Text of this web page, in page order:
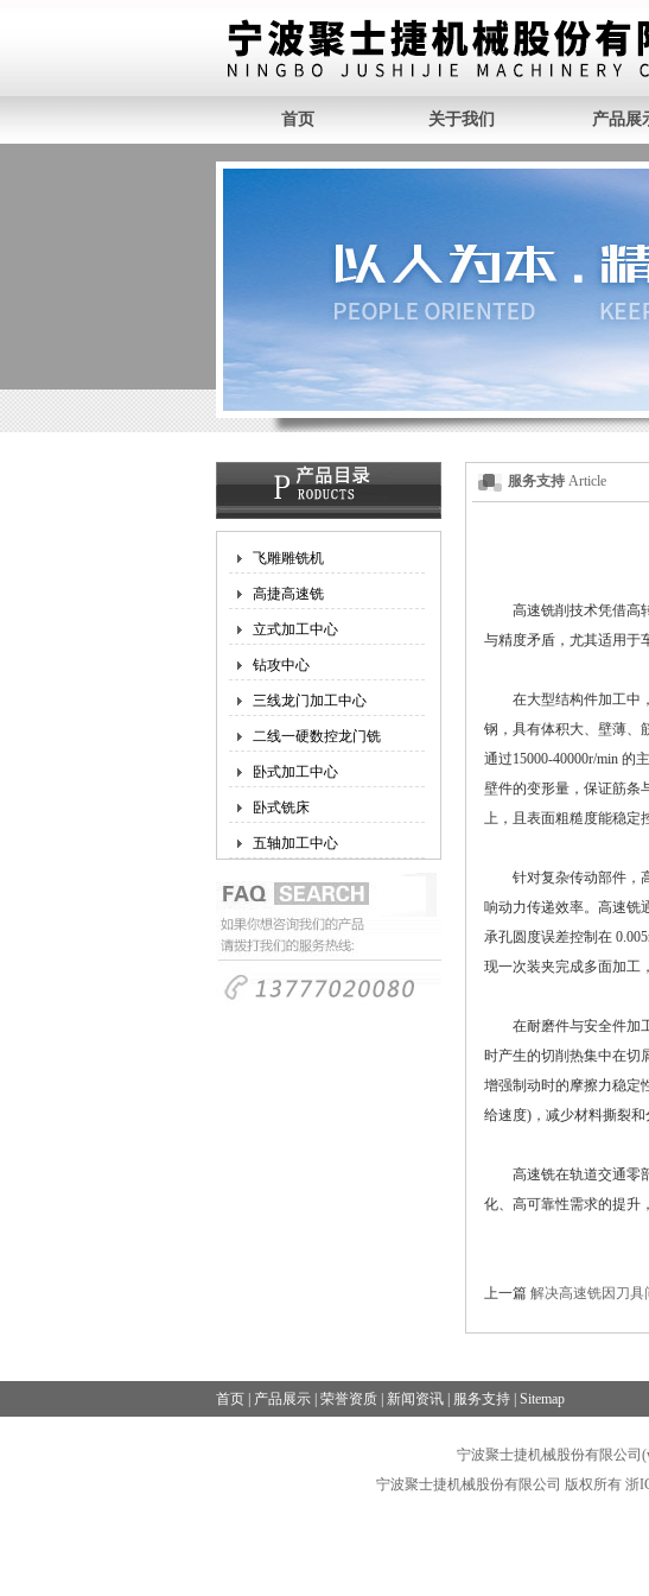
首页 关于我们 产品展
飞雕雕铣机
高捷高速铣
立式加工中心
钻攻中心
三线龙门加工中心
二线一硬数控龙门铣
卧式加工中心
卧式铣床
五轴加工中心
服务支持 Article
高速铣削技术凭借高转
与精度矛盾，尤其适用于
在大型结构件加工中，
钢，具有体积大、壁薄、
通过15000-40000r/min 的
壁件的变形量，保证筋条
上，且表面粗糙度能稳定
针对复杂传动部件，高
响动力传递效率。高速铣
承孔圆度误差控制在
现一次装夹完成多面加工
在耐磨件与安全件加工
时产生的切削热集中在切
增强制动时的摩擦力稳定
给速度)，减少材料撕裂和
高速铣在轨道交通零部
化、高可靠性需求的提升
上一篇 解决高速铣因刀
首页 产品展示 荣誉资质 新闻资讯 服务支持 Sitemap
宁波聚士捷机械股份有限公司
宁波聚士捷机械股份有限公司 版权所有 浙